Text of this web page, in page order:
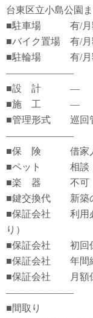
台東区立小島公園
■駐車場 有/月額
■バイク置場 有/月
■駐輪場 有/月額
―――――――
■設 計 ―
■施 工 ―
■管理形式 巡回
―――――――
■保 険 借家人賠
■ペット 相談（
■楽 器 不可
■鍵交換代 新築
■保証会社 利用必
り）
■保証会社 初回保
■保証会社 年間継
■保証会社 月額保
―――――――
■間取り